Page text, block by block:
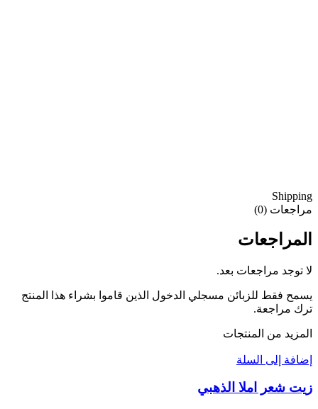
Shipping
مراجعات (0)
المراجعات
لا توجد مراجعات بعد.
يسمح فقط للزبائن مسجلي الدخول الذين قاموا بشراء هذا المنتج
ترك مراجعة.
المزيد من المنتجات
إضافة إلى السلة
زيت شعر املا الذهبي